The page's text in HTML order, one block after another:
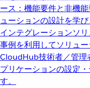
ース：機能要件と非機
ューションの設計を学び
インテグレーションソ
事例を利用してソリュー
CloudHub技術者／管理
プリケーションの設定
す。